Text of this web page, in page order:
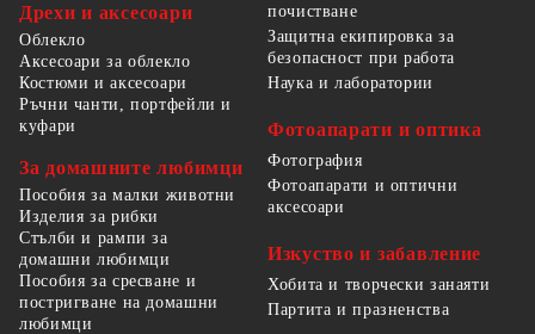
Дрехи и аксесоари
Облекло
Аксесоари за облекло
Костюми и аксесоари
Ръчни чанти, портфейли и
куфари
За домашните любимци
Пособия за малки животни
Изделия за рибки
Стълби и рампи за
домашни любимци
Пособия за сресване и
постригване на домашни
любимци
почистване
Защитна екипировка за
безопасност при работа
Наука и лаборатории
Фотоапарати и оптика
Фотография
Фотоапарати и оптични
аксесоари
Изкуство и забавление
Хобита и творчески занаяти
Партита и празненства